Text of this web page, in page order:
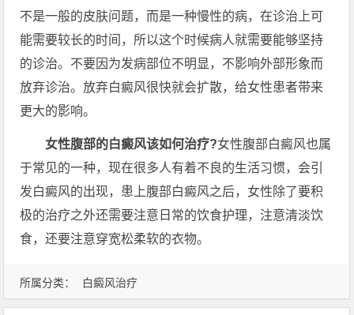
所属分类： 白癜风治疗
不是一般的皮肤问题，而是一种慢性的病，在诊治上可
能需要较长的时间，所以这个时候病人就需要能够坚持
的诊治。不要因为发病部位不明显，不影响外部形象而
放弃诊治。放弃白癜风很快就会扩散，给女性患者带来
更大的影响。
女性腹部的白癜风该如何治疗?女性腹部白癜风也属
于常见的一种，现在很多人有着不良的生活习惯，会引
发白癜风的出现，患上腹部白癜风之后，女性除了要积
极的治疗之外还需要注意日常的饮食护理，注意清淡饮
食，还要注意穿宽松柔软的衣物。